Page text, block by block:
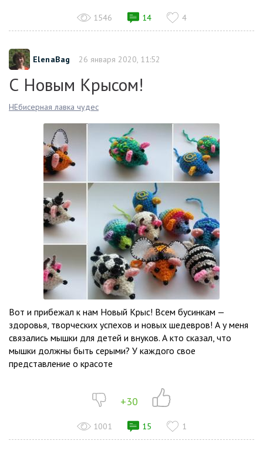
1546 14 4
ElenaBag 26 января 2020, 11:52
С Новым Крысом!
НЕбисерная лавка чудес
Вот и прибежал к нам Новый Крыс! Всем бусинкам —
здоровья, творческих успехов и новых шедевров! А у меня
связались мышки для детей и внуков. А кто сказал, что
мышки должны быть серыми? У каждого свое
представление о красоте
+30
1001 15 1